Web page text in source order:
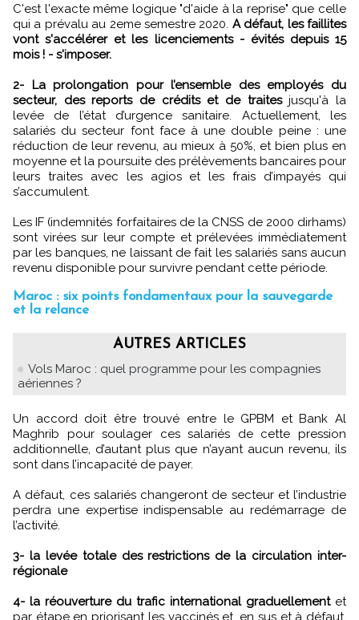
C'est l'exacte même logique "d'aide à la reprise" que celle
qui a prévalu au 2eme semestre 2020. A défaut, les faillites
vont s'accélérer et les licenciements - évités depuis 15
mois ! - s'imposer.
2- La prolongation pour l’ensemble des employés du
secteur, des reports de crédits et de traitesjusqu'à la
levée de l’état d’urgence sanitaire. Actuellement, les
salariés du secteur font face à une double peine : une
réduction de leur revenu, au mieux à 50%, et bien plus en
moyenne et la poursuite des prélèvements bancaires pour
leurs traites avec les agios et les frais d’impayés qui
s’accumulent.
Les IF (indemnités forfaitaires de la CNSS de 2000 dirhams)
sont virées sur leur compte et prélevées immédiatement
par les banques, ne laissant de fait les salariés sans aucun
revenu disponible pour survivre pendant cette période.
Maroc : six points fondamentaux pour la sauvegarde
et la relance
AUTRES ARTICLES
Vols Maroc : quel programme pour les compagnies
aériennes ?
Un accord doit être trouvé entre le GPBM et Bank Al
Maghrib pour soulager ces salariés de cette pression
additionnelle, d’autant plus que n’ayant aucun revenu, ils
sont dans l’incapacité de payer.
A défaut, ces salariés changeront de secteur et l’industrie
perdra une expertise indispensable au redémarrage de
l’activité.
3- la levée totale des restrictions de la circulation inter-
régionale
4- la réouverture du trafic international graduellementet
par étape en priorisant les vaccinés et, en sus et à défaut,